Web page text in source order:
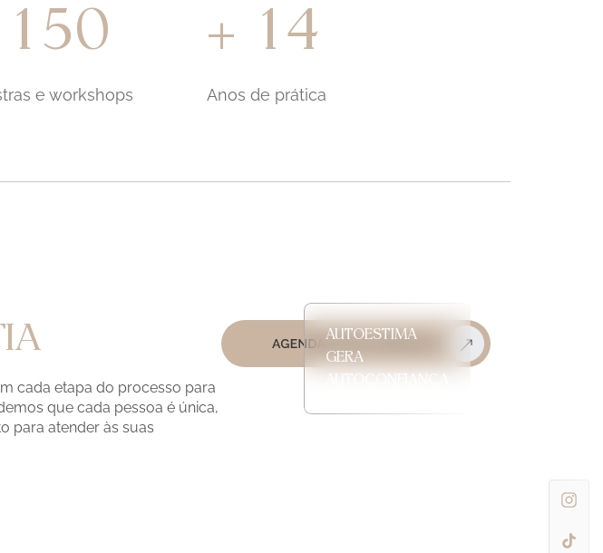
150
e workshops
+ 14
Anos de prática
cada etapa do processo para
que cada pessoa é única,
para atender às suas
AUTOESTIMA
GERA